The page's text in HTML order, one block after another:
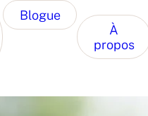
Blogue
À
propos